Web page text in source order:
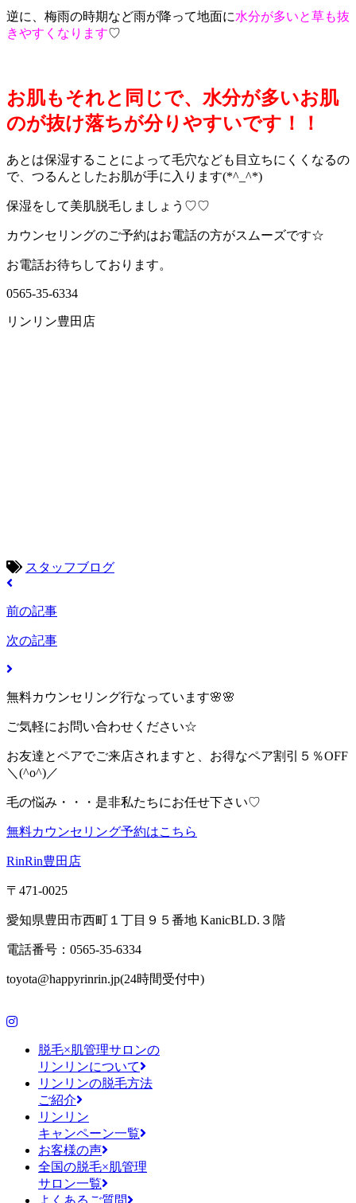
逆に、梅雨の時期など雨が降って地面に水分が多いと草も抜
きやすくなります♡
お肌もそれと同じで、水分が多いお肌
のが抜け落ちが分りやすいです！！
あとは保湿することによって毛穴なども目立ちにくくなるの
で、つるんとしたお肌が手に入ります(*^_^*)
保湿をして美肌脱毛しましょう♡♡
カウンセリングのご予約はお電話の方がスムーズです☆
お電話お待ちしております。
0565-35-6334
リンリン豊田店
スタッフブログ
前の記事
次の記事
無料カウンセリング行なっています🌸🌸
ご気軽にお問い合わせください☆
お友達とペアでご来店されますと、お得なペア割引５％OFF
＼(^o^)／
毛の悩み・・・是非私たちにお任せ下さい♡
無料カウンセリング予約はこちら
RinRin豊田店
〒471-0025
愛知県豊田市西町１丁目９５番地 KanicBLD.３階
電話番号：0565-35-6334
toyota@happyrinrin.jp(24時間受付中)
脱毛×肌管理サロンの
リンリンについて
リンリンの脱毛方法
ご紹介
リンリン
キャンペーン一覧
お客様の声
全国の脱毛×肌管理
サロン一覧